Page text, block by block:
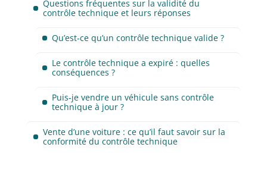
Questions fréquentes sur la validité du
contrôle technique et leurs réponses
Qu’est-ce qu’un contrôle technique valide ?
Le contrôle technique a expiré : quelles
conséquences ?
Puis-je vendre un véhicule sans contrôle
technique à jour ?
Vente d’une voiture : ce qu’il faut savoir sur la
conformité du contrôle technique